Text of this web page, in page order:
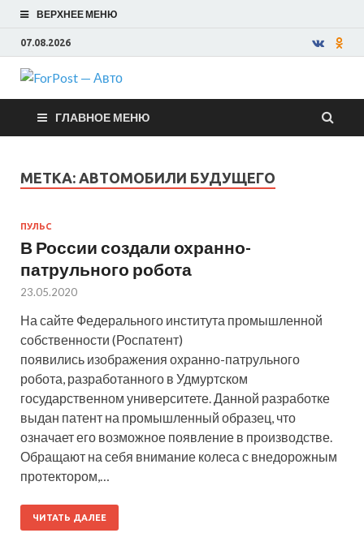
ВЕРХНЕЕ МЕНЮ
07.08.2026
ForPost —
Авто
ГЛАВНОЕ МЕНЮ
МЕТКА: АВТОМОБИЛИ БУДУЩЕГО
ПУЛЬС
В России создали охранно-
патрульного робота
23.05.2020
На сайте Федерального института промышленной
собственности (Роспатент)
появились изображения охранно-патрульного
робота, разработанного в Удмуртском
государственном университете. Данной разработке
выдан патент на промышленный образец, что
означает его возможное появление в производстве.
Обращают на себя внимание колеса с внедорожным
протектором,…
ЧИТАТЬ ДАЛЕЕ